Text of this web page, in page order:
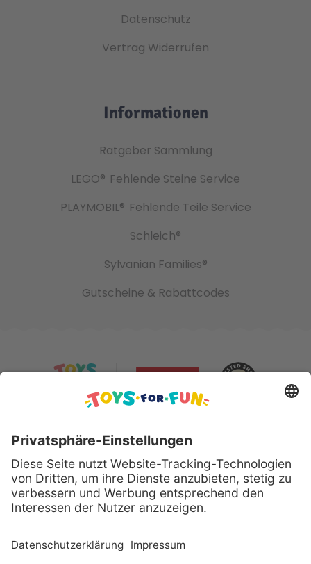
Datenschutz
Vertrag Widerrufen
Informationen
Ratgeber Sammlung
LEGO® Fehlende Steine Service
PLAYMOBIL® Fehlende Teile Service
Schleich®
Sylvanian Families®
Gutscheine & Rabattcodes
Sicher bezahlen mit:
Alle genannten Produkte und Logos sind eingetragene